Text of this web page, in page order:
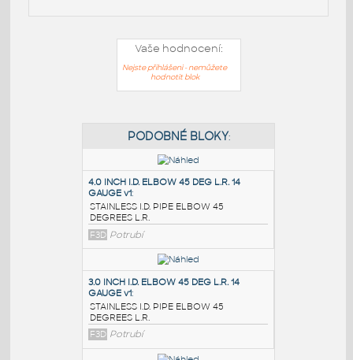
Vaše hodnocení:
Nejste přihlášeni - nemůžete
hodnotit blok
PODOBNÉ BLOKY
4.0 INCH I.D. ELBOW 45 DEG L.R. 14
GAUGE v1:
STAINLESS I.D. PIPE ELBOW 45
DEGREES L.R.